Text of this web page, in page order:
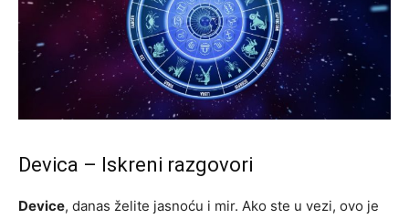
Devica – Iskreni razgovori
Device, danas želite jasnoću i mir. Ako ste u vezi, ovo je